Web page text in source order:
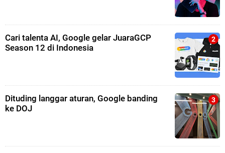
Cari talenta AI, Google gelar JuaraGCP
Season 12 di Indonesia
Dituding langgar aturan, Google banding
ke DOJ